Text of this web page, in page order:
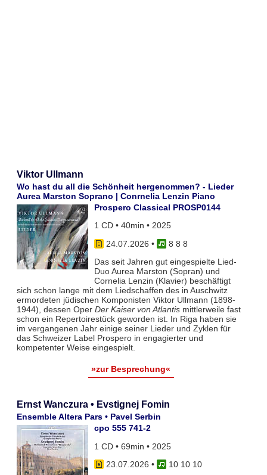
Viktor Ullmann
Wo hast du all die Schönheit hergenommen? - Lieder
Aurea Marston Soprano | Conrnelia Lenzin Piano
Prospero Classical PROSP0144
1 CD • 40min • 2025
24.07.2026 •
8 8 8
Das seit Jahren gut eingespielte Lied-
Duo Aurea Marston (Sopran) und
Cornelia Lenzin (Klavier) beschäftigt
sich schon lange mit dem Liedschaffen des in Auschwitz
ermordeten jüdischen Komponisten Viktor Ullmann (1898-
1944), dessen Oper Der Kaiser von Atlantismittlerweile fast
schon ein Repertoirestück geworden ist. In Riga haben sie
im vergangenen Jahr einige seiner Lieder und Zyklen für
das Schweizer Label Prospero in engagierter und
kompetenter Weise eingespielt.
»zur Besprechung«
Ernst Wanczura • Evstignej Fomin
Ensemble Altera Pars • Pavel Serbin
cpo 555 741-2
1 CD • 69min • 2025
23.07.2026 •
10 10 10